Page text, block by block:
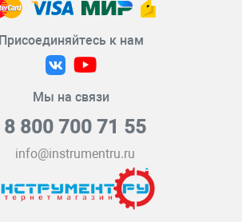
Присоединяйтесь к нам
Мы на связи
8 800 700 71 55
info@instrumentru.ru